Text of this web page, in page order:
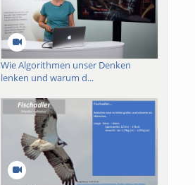
Wie Algorithmen unser Denken
lenken und warum d...